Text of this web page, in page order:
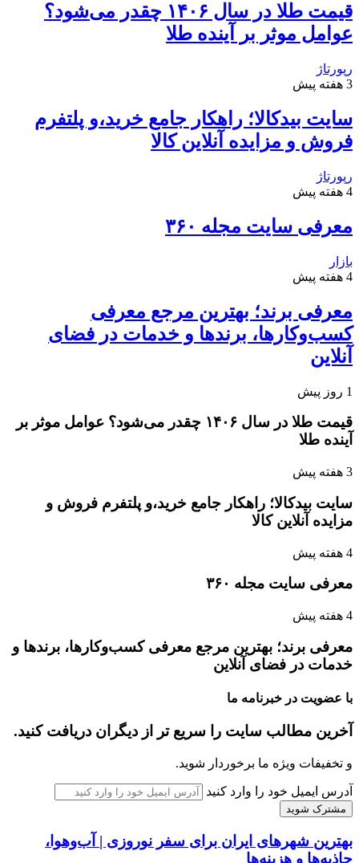
قیمت طلا در سال ۱۴۰۶ چقدر می‌شود؟
عوامل موثر بر آینده طلا
رپورتاژ
3 هفته پیش
سایت بیدکالا؛ راهکار جامع خرید،و پلتفرم
فروش و مزایده آنلاین کالا
رپورتاژ
4 هفته پیش
معرفی سایت مجله ۳۶۰
بازار
4 هفته پیش
معرفی برند؛ بهترین مرجع معرفی
کسب‌وکارها، برندها و خدمات در فضای
آنلاین
1 روز پیش
قیمت طلا در سال ۱۴۰۶ چقدر می‌شود؟ عوامل موثر بر
آینده طلا
3 هفته پیش
سایت بیدکالا؛ راهکار جامع خرید،و پلتفرم فروش و
مزایده آنلاین کالا
4 هفته پیش
معرفی سایت مجله ۳۶۰
4 هفته پیش
معرفی برند؛ بهترین مرجع معرفی کسب‌وکارها، برندها و
خدمات در فضای آنلاین
با عضویت در خبرنامه ما
آخرین مطالب سایت را سریع تر از دیگران دریافت کنید.
و تخفیفات ویژه ما برخوردار شوید.
آدرس ایمیل خود را وارد کنید
بهترین شهرهای ایران برای سفر نوروزی | آب‌وهوا،
جاذبه‌ها و هزینه‌ها